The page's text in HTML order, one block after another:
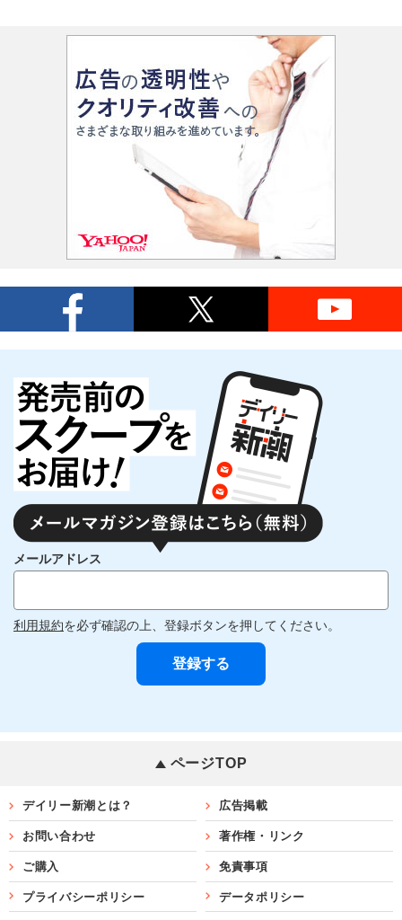
メールアドレス
利用規約を必ず確認の上、登録ボタンを押してください。
ページTOP
デイリー新潮とは？ 広告掲載
お問い合わせ 著作権・リンク
ご購入 免責事項
プライバシーポリシー データポリシー